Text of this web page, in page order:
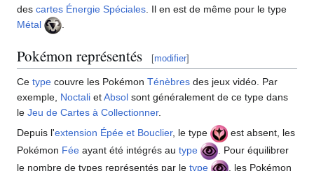
des cartes Énergie Spéciales . Il en est de même pour le type
Métal
Pokémon représentés [modifier]
Ce type couvre les Pokémon Ténèbres des jeux vidéo. Par
exemple, Noctali etAbsol sont généralement de ce type dans
le Jeu de Cartes à Collectionner.
Depuis l'extension Épée et Bouclier, le type
est absent, les
Pokémon Fée ayant été intégrés au type
. Pour équilibrer
le nombre de types représentés par le type
, les Pokémon